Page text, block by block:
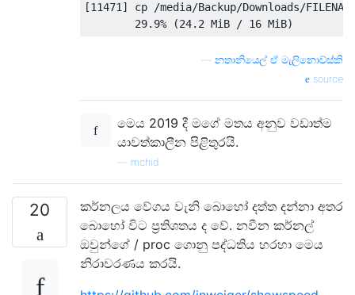
[11471] cp /media/Backup/Downloads/
නතානියෙල් ඒ මැලිනොව්ස්කි
source
මෙය 2019 දී මගේ මතය අනුව වඩාත්ම
යාවත්කාලීන පිළිතුරයි.
mchid
20
කර්නලය වේගය වැනි බොහෝ දත්ත දන්නා අතර
බොහෝ විට ප්‍රතිශතය ද වේ. නවීන කර්නල්
ඔවුන්ගේ / proc ගොනු පද්ධතිය හරහා මෙය
නිරාවරණය කරයි.